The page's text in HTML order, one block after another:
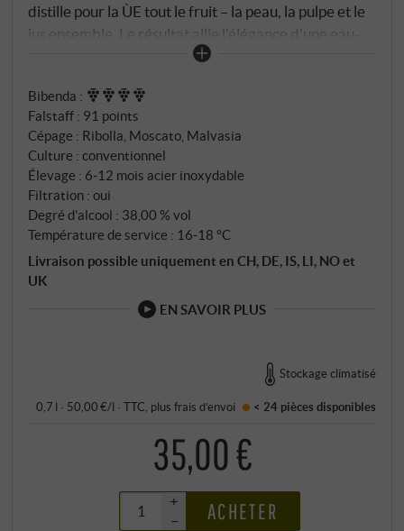
distille pour la ÙE tout le fruit – la peau, la pulpe et le
jus ensemble. Le résultat allie l'élégance d'une eau-
de-vie de vin et le caractère de la grappa. Le 27
nouvelle catégorie et a obtenu l'autorisation
ministérielle. Aujourd'hui, les distillateurs du monde
entier suivent leur modèle. Pour l'Uvabianca, ils
choisissent trois cépages blancs aromatiques :
Moscato, Malvasia et Ribolla. Chacun est fermenté
en monocépage et distillé dans l'alambic à vapeur en
cuivre de Benito ; ce n'est qu'après la maturation que
les trois distillats s'unissent.
Bibenda :
Falstaff : 91 points
Cépage : Ribolla, Moscato, Malvasia
Culture : conventionnel
Élevage : 6‑12 mois acier inoxydable
Filtration : oui
Degré d'alcool : 38,00 % vol
Température de service : 16‑18 °C
Livraison possible uniquement en CH, DE, IS, LI, NO et
UK
EN SAVOIR PLUS
Stockage climatisé
0,7 l · 50,00 €/l ·TTC , plusfrais d’envoi < 24 pièces disponibles
35,00 €
+
–
ACHETER